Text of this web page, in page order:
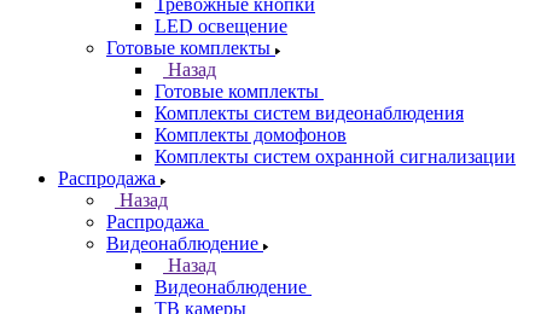
Тревожные кнопки
LED освещение
Готовые комплекты
Назад
Готовые комплекты
Комплекты систем видеонаблюдения
Комплекты домофонов
Комплекты систем охранной сигнализации
Распродажа
Назад
Распродажа
Видеонаблюдение
Назад
Видеонаблюдение
ТВ камеры